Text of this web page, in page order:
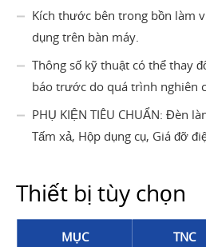
Kích thước bên trong bồn làm
dụng trên bàn máy.
Thông số kỹ thuật có thể thay
báo trước do quá trình nghiên
PHỤ KIỆN TIÊU CHUẨN: Đèn
Tấm xả, Hộp dụng cụ, Giá đỡ
Thiết bị tùy chọn
MỤC TNC